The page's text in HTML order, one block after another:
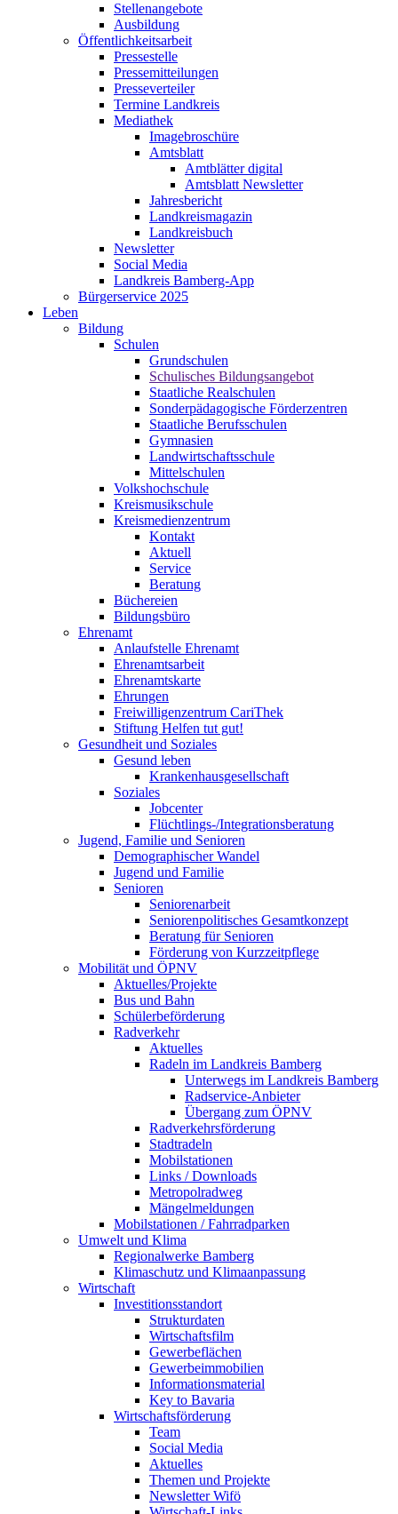
Stellenangebote
Ausbildung
Öffentlichkeitsarbeit
Pressestelle
Pressemitteilungen
Presseverteiler
Termine Landkreis
Mediathek
Imagebroschüre
Amtsblatt
Amtblätter digital
Amtsblatt Newsletter
Jahresbericht
Landkreismagazin
Landkreisbuch
Newsletter
Social Media
Landkreis Bamberg-App
Bürgerservice 2025
Leben
Bildung
Schulen
Grundschulen
Schulisches Bildungsangebot
Staatliche Realschulen
Sonderpädagogische Förderzentren
Staatliche Berufsschulen
Gymnasien
Landwirtschaftsschule
Mittelschulen
Volkshochschule
Kreismusikschule
Kreismedienzentrum
Kontakt
Aktuell
Service
Beratung
Büchereien
Bildungsbüro
Ehrenamt
Anlaufstelle Ehrenamt
Ehrenamtsarbeit
Ehrenamtskarte
Ehrungen
Freiwilligenzentrum CariThek
Stiftung Helfen tut gut!
Gesundheit und Soziales
Gesund leben
Krankenhausgesellschaft
Soziales
Jobcenter
Flüchtlings-/Integrationsberatung
Jugend, Familie und Senioren
Demographischer Wandel
Jugend und Familie
Senioren
Seniorenarbeit
Seniorenpolitisches Gesamtkonzept
Beratung für Senioren
Förderung von Kurzzeitpflege
Mobilität und ÖPNV
Aktuelles/Projekte
Bus und Bahn
Schülerbeförderung
Radverkehr
Aktuelles
Radeln im Landkreis Bamberg
Unterwegs im Landkreis Bamberg
Radservice-Anbieter
Übergang zum ÖPNV
Radverkehrsförderung
Stadtradeln
Mobilstationen
Links / Downloads
Metropolradweg
Mängelmeldungen
Mobilstationen / Fahrradparken
Umwelt und Klima
Regionalwerke Bamberg
Klimaschutz und Klimaanpassung
Wirtschaft
Investitionsstandort
Strukturdaten
Wirtschaftsfilm
Gewerbeflächen
Gewerbeimmobilien
Informationsmaterial
Key to Bavaria
Wirtschaftsförderung
Team
Social Media
Aktuelles
Themen und Projekte
Newsletter Wifö